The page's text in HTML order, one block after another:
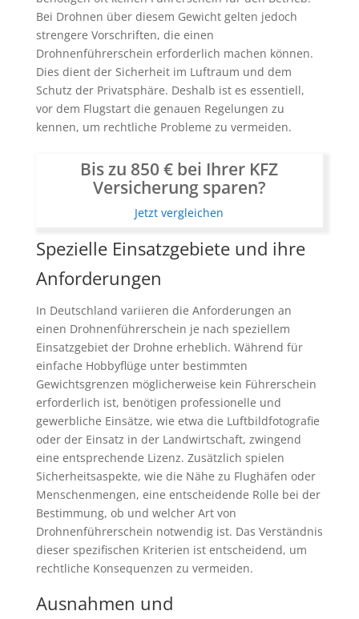
Bei Drohnen über diesem Gewicht gelten jedoch
strengere Vorschriften, die einen
Drohnenführerschein erforderlich machen können.
Dies dient der Sicherheit im Luftraum und dem
Schutz der Privatsphäre. Deshalb ist es essentiell,
vor dem Flugstart die genauen Regelungen zu
kennen, um rechtliche Probleme zu vermeiden.
Bis zu 850 € bei Ihrer KFZ
Versicherung sparen?
Jetzt vergleichen
Spezielle Einsatzgebiete und ihre
Anforderungen
In Deutschland variieren die Anforderungen an
einen Drohnenführerschein je nach speziellem
Einsatzgebiet der Drohne erheblich. Während für
einfache Hobbyflüge unter bestimmten
Gewichtsgrenzen möglicherweise kein Führerschein
erforderlich ist, benötigen professionelle und
gewerbliche Einsätze, wie etwa die Luftbildfotografie
oder der Einsatz in der Landwirtschaft, zwingend
eine entsprechende Lizenz. Zusätzlich spielen
Sicherheitsaspekte, wie die Nähe zu Flughäfen oder
Menschenmengen, eine entscheidende Rolle bei der
Bestimmung, ob und welcher Art von
Drohnenführerschein notwendig ist. Das Verständnis
dieser spezifischen Kriterien ist entscheidend, um
rechtliche Konsequenzen zu vermeiden.
Ausnahmen und